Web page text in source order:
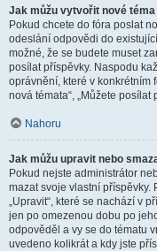
Jak můžu vytvořit nové
Pokud chcete do fóra poslat
odeslání odpovědi do
možné, že se budete muset
posílat příspěvky. Naspodu
oprávnění, které v konkrétním
nová témata“, „Můžete posílat
Nahoru
Jak můžu upravit nebo
Pokud nejste administrátor
mazat svoje vlastní příspěvky.
„Upravit“, které se nachází v
jen po omezenou dobu po
odpověděl a vy se do tématu
uvedeno kolikrát a kdy jste